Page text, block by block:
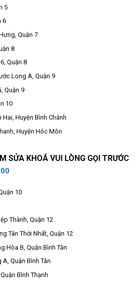
5
6
Quận 7
8
Quận 8
Long A, Quận 9
Quận 9
10
Hai, Huyện Bình Chánh
Huyện Hóc Môn
SỬA KHOÁ VUI LÒNG GỌI TRƯỚC
10
Thành, Quận 12
Tân Thới Nhất, Quận 12
Hòa B, Quận Bình Tân
A, Quận Bình Tân
Bình Thạnh